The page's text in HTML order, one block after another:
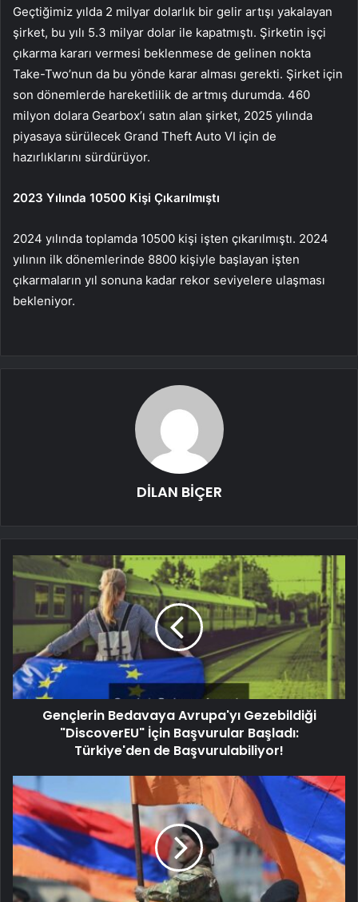
Geçtiğimiz yılda 2 milyar dolarlık bir gelir artışı yakalayan
şirket, bu yılı 5.3 milyar dolar ile kapatmıştı. Şirketin işçi
çıkarma kararı vermesi beklenmese de gelinen nokta
Take-Two’nun da bu yönde karar alması gerekti. Şirket için
son dönemlerde hareketlilik de artmış durumda. 460
milyon dolara Gearbox’ı satın alan şirket, 2025 yılında
piyasaya sürülecek Grand Theft Auto VI için de
hazırlıklarını sürdürüyor.
2023 Yılında 10500 Kişi Çıkarılmıştı
2024 yılında toplamda 10500 kişi işten çıkarılmıştı. 2024
yılının ilk dönemlerinde 8800 kişiyle başlayan işten
çıkarmaların yıl sonuna kadar rekor seviyelere ulaşması
bekleniyor.
DİLAN BİÇER
Gençlerin Bedavaya Avrupa'yı Gezebildiği
"DiscoverEU" İçin Başvurular Başladı:
Türkiye'den de Başvurulabiliyor!